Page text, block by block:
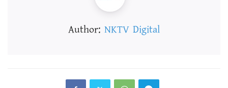
Author: NKTV Digital